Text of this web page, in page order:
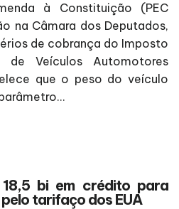
à Constituição (PEC
na Câmara dos Deputados,
de cobrança do Imposto
de Veículos Automotores
que o peso do veículo
bi em crédito para
tarifaço dos EUA